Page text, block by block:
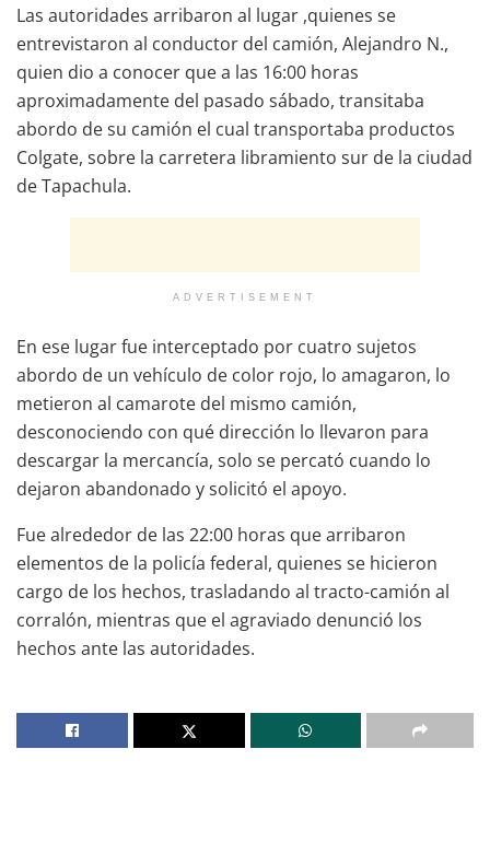
Las autoridades arribaron al lugar ,quienes se
entrevistaron al conductor del camión, Alejandro N.,
quien dio a conocer que a las 16:00 horas
aproximadamente del pasado sábado, transitaba
abordo de su camión el cual transportaba productos
Colgate, sobre la carretera libramiento sur de la ciudad
de Tapachula.
ADVERTISEMENT
En ese lugar fue interceptado por cuatro sujetos
abordo de un vehículo de color rojo, lo amagaron, lo
metieron al camarote del mismo camión,
desconociendo con qué dirección lo llevaron para
descargar la mercancía, solo se percató cuando lo
dejaron abandonado y solicitó el apoyo.
Fue alrededor de las 22:00 horas que arribaron
elementos de la policía federal, quienes se hicieron
cargo de los hechos, trasladando al tracto-camión al
corralón, mientras que el agraviado denunció los
hechos ante las autoridades.